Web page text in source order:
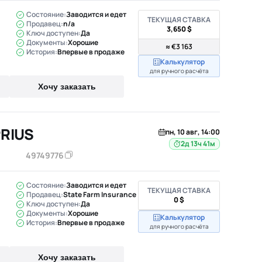
Состояние:Заводится и едет
Продавец:n/a
Ключ доступен:Да
Документы:Хорошие
История:Впервые в продаже
Хочу заказать
ТЕКУЩАЯ СТАВКА
3,650 $
≈ €3 163
Калькулятор
для ручного расчёта
49749776
пн, 10 авг, 14:00
2д 13ч 41м
Состояние:Заводится и едет
Продавец:State Farm Insurance
Ключ доступен:Да
Документы:Хорошие
История:Впервые в продаже
Хочу заказать
ТЕКУЩАЯ СТАВКА
0 $
Калькулятор
для ручного расчёта